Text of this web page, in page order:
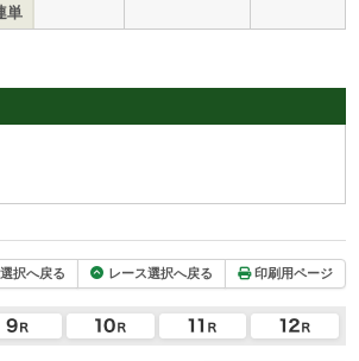
単
択へ戻る レース選択へ戻る 印刷用ページ